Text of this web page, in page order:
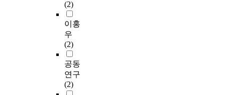
(2)
이홍
우
(2)
공동
연구
(2)